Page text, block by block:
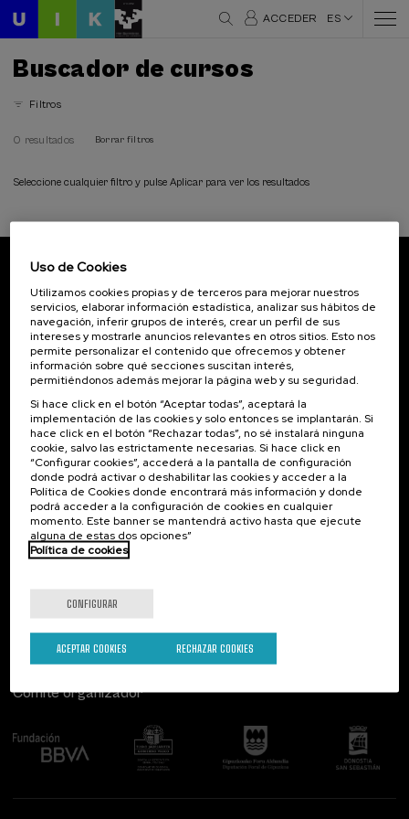
ACCEDER ES
Buscador de cursos
Filtros
0 resultados Borrar filtros
Seleccione cualquier filtro y pulse Aplicar para ver los resultados
Inscríbete para ser el primero/a en recibir las
novedades de UIK.
Suscribirse
Contacto
Palacio Miramar
Paseo de Miraconcha, 48
20007 Donostia / San Sebastián
Gipuzkoa, Spain
Contacta con nosotros
De interés...
Actividades anteriores
Comité organizador
Uso de Cookies
Utilizamos cookies propias y de terceros para mejorar nuestros
servicios, elaborar información estadística, analizar sus hábitos de
navegación, inferir grupos de interés, crear un perfil de sus
intereses y mostrarle anuncios relevantes en otros sitios. Esto nos
permite personalizar el contenido que ofrecemos y obtener
información sobre qué secciones suscitan interés,
permitiéndonos además mejorar la página web y su seguridad.
Si hace click en el botón “Aceptar todas”, aceptará la
implementación de las cookies y solo entonces se implantarán. Si
hace click en el botón “Rechazar todas”, no sé instalará ninguna
cookie, salvo las estrictamente necesarias. Si hace click en
“Configurar cookies”, accederá a la pantalla de configuración
donde podrá activar o deshabilitar las cookies y acceder a la
Política de Cookies donde encontrará más información y donde
podrá acceder a la configuración de cookies en cualquier
momento. Este banner se mantendrá activo hasta que ejecute
alguna de estas dos opciones”
Política de cookies
CONFIGURAR
RECHAZAR COOKIES
ACEPTAR COOKIES